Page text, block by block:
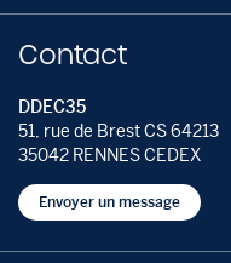
Contact
DDEC35
51, rue de Brest CS 64213
35042 RENNES CEDEX
Envoyer un message